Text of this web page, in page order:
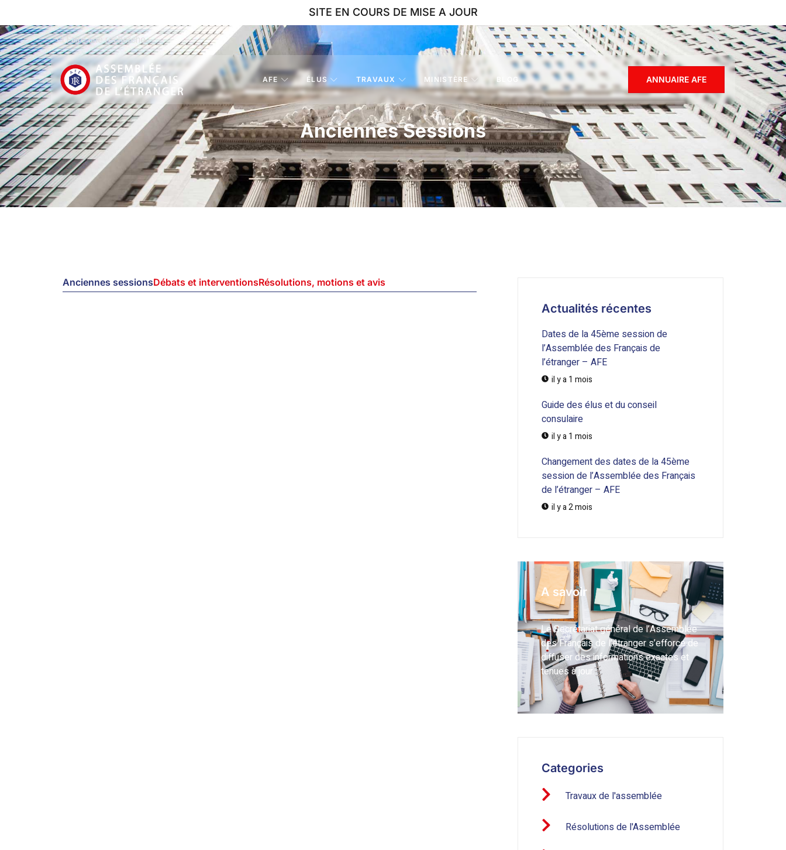
SITE EN COURS DE MISE A JOUR
Faire une recherche
AFE ÉLUS TRAVAUX MINISTÈRE BLOG ANNUAIRE AFE
Anciennes Sessions
Anciennes sessionsDébats et interventionsRésolutions, motions et avis
Actualités récentes
Dates de la 45ème session de
l’Assemblée des Français de
l’étranger – AFE
il y a 1 mois
Guide des élus et du conseil
consulaire
il y a 1 mois
Changement des dates de la 45ème
session de l’Assemblée des Français
de l’étranger – AFE
il y a 2 mois
A savoir
Le Secrétariat général de l’Assemblée
des Français de l’étranger s’efforce de
diffuser des informations exactes et
tenues à jour.
Categories
Travaux de l'assemblée
Résolutions de l'Assemblée